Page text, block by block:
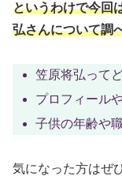
というわけで今回
弘さんについて調
笠原将弘って
プロフィール
子供の年齢や
気になった方はぜ